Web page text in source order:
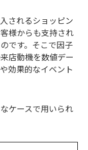
されるショッピン
様からも支持され
です。そこで因子
店動機を数値デー
効果的なイベント
ケースで用いられ